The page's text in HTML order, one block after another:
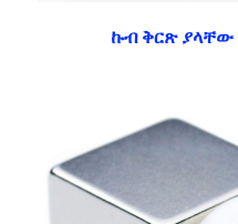
ኩብ ቅርጽ